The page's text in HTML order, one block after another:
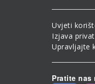
Uvjeti
Izjava
Upravljajte
Pratite nas